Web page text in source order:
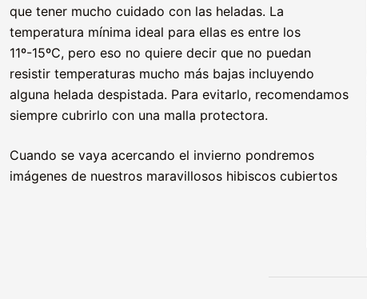
que tener mucho cuidado con las heladas. La
temperatura mínima ideal para ellas es entre los
11º-15ºC, pero eso no quiere decir que no puedan
resistir temperaturas mucho más bajas incluyendo
alguna helada despistada. Para evitarlo, recomendamos
siempre cubrirlo con una malla protectora.
Cuando se vaya acercando el invierno pondremos
imágenes de nuestros maravillosos hibiscos cubiertos